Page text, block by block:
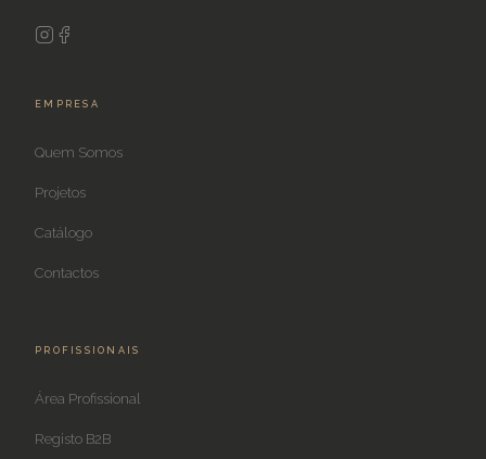
EMPRESA
Quem Somos
Projetos
Catálogo
Contactos
PROFISSIONAIS
Área Profissional
Registo B2B